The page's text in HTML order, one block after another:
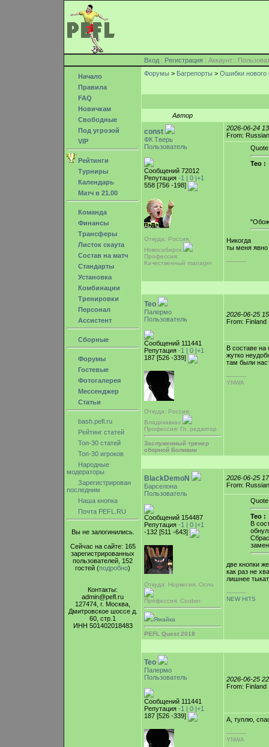
Вход : Регистрация : Аккаунт :
Начало
Правила
FAQ
Новичкам
Свободные
Под угрозой
VIP
Рейтинги
Турниры
Календарь
Матч в 21.00
Команда
Финансы
Трансферы
Листок скаута
Состав на матч
Стандарты
Установка
Комбинации
Тренировки
Персонал
Ассистент
Сборные
Форумы
Гостевые
Фотогалерея
Мессенджер
Статьи
bash.pefl.ru
Рейтинг статей
Топ-30 статей
Топ-30 игроков
Народные
модераторы
Зарегистрирован
последним
Наша кнопка
Почта PEFL.RU
Вы не залогинились.
Сейчас на сайте: 165
зарегистрированных
пользователей, 152
гостей (подробно)
Контакты:
admin@pefl.ru
127474, г. Москва,
Дмитровское шоссе д.
60, стр.1
ИНН 501402018483
Форумы > Багрепорты > Ошибки нового
Автор
const
ФК Тверь
Пользователь
Сообщений 72012
Репутация -1 | 0 |+1
558 [756 -198]
Откуда: Россия,
Новосибирск
Профессия:
Качественный manager
2026-06-24
From:
Quote
Teo :
Никогда
ты меня
-----------
Teo
Палермо
Пользователь
Сообщений 111441
Репутация -1 | 0 |+1
187 [526 -339]
Откуда: Россия,
Владикавказ
Профессия: Гл. редактор
Заслуженный тренер
сборной Боливии
2026-06-25
From: Finland
В составе на
жутко
там были
-----------
YNWA
BlackDemoN
Барселона
Пользователь
Сообщений 154487
Репутация -1 | 0 |+1
-132 [511 -643]
Откуда: Норвегия, Осло
Профессия: Couber
Ямайка
PEFL Quest 2018
2026-06-25
From:
Quote
Teo :
В
замен
две кнопки
как раз не
лишнее
-----------
NEW HITS
Teo
Палермо
Пользователь
Сообщений 111441
Репутация -1 | 0 |+1
187 [526 -339]
2026-06-25
From: Finland
А, туплю,
-----------
YNWA